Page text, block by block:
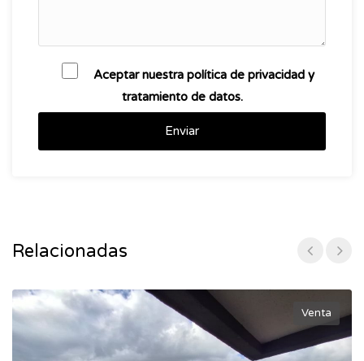
Aceptar nuestra política de privacidad y
tratamiento de datos.
Enviar
Relacionadas
Venta